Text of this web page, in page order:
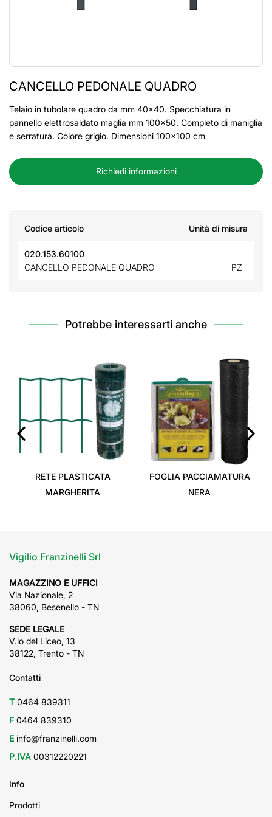
CANCELLO PEDONALE QUADRO
Telaio in tubolare quadro da mm 40x40. Specchiatura in
pannello elettrosaldato maglia mm 100x50. Completo di maniglia
e serratura. Colore grigio. Dimensioni 100x100 cm
Richiedi informazioni
Codice articolo Unità di misura
020.153.60100
CANCELLO PEDONALE QUADRO
PZ
Potrebbe interessarti anche
RETE PLASTICATA
MARGHERITA
FOGLIA PACCIAMATURA
NERA
‹
Vigilio Franzinelli Srl
MAGAZZINO E UFFICI
Via Nazionale, 2
38060, Besenello - TN
SEDE LEGALE
V.lo del Liceo, 13
38122, Trento - TN
Contatti
T 0464 839311
F 0464 839310
E info@franzinelli.com
P.IVA 00312220221
Info
Prodotti